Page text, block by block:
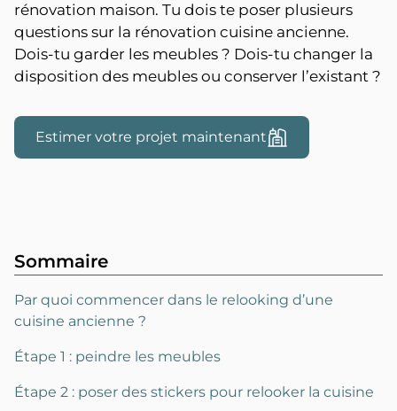
rénovation maison. Tu dois te poser plusieurs
questions sur la rénovation cuisine ancienne.
Dois-tu garder les meubles ? Dois-tu changer la
disposition des meubles ou conserver l’existant ?
Estimer votre projet maintenant
Sommaire
Par quoi commencer dans le relooking d’une
cuisine ancienne ?
Étape 1 : peindre les meubles
Étape 2 : poser des stickers pour relooker la cuisine